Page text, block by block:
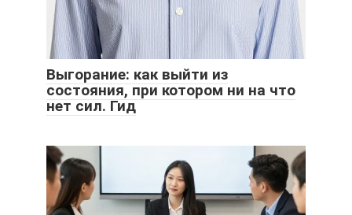
Выгорание: как выйти из
состояния, при котором ни на что
нет сил. Гид